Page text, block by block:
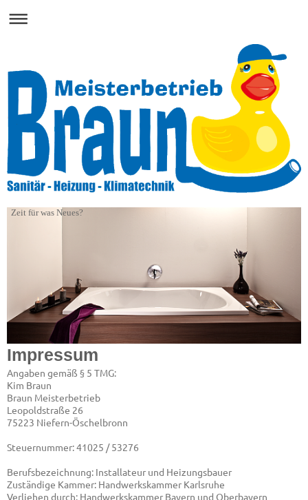
Zeit für was Neues?
Impressum
Angaben gemäß § 5 TMG:
Kim Braun
Braun Meisterbetrieb
Leopoldstraße 26
75223 Niefern-Öschelbronn
Steuernummer: 41025 / 53276
Berufsbezeichnung: Installateur und Heizungsbauer
Zuständige Kammer: Handwerkskammer Karlsruhe
Verliehen durch: Handwerkskammer Bayern und Oberbayern